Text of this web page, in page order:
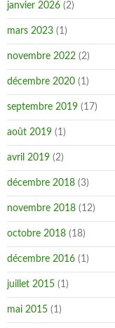
janvier 2026 (2)
mars 2023 (1)
novembre 2022 (2)
décembre 2020 (1)
septembre 2019 (17)
août 2019 (1)
avril 2019 (2)
décembre 2018 (3)
novembre 2018 (12)
octobre 2018 (18)
décembre 2016 (1)
juillet 2015 (1)
mai 2015 (1)